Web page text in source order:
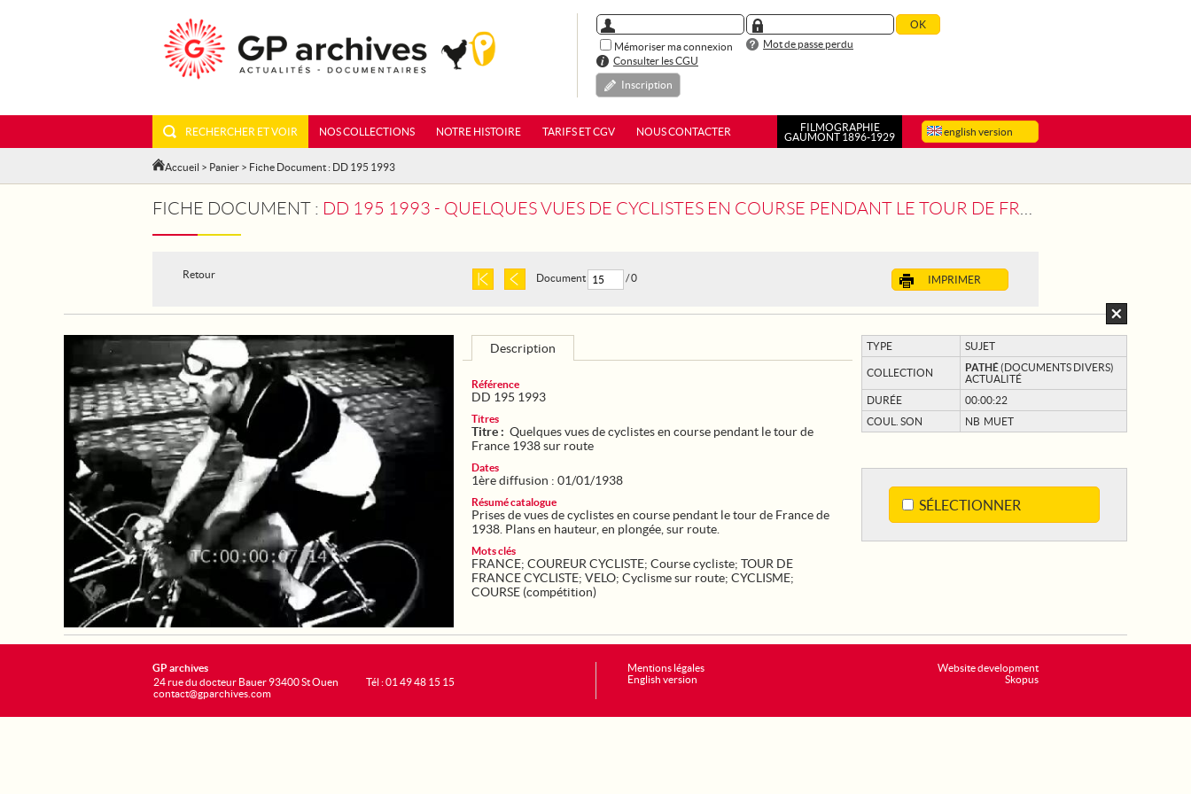
Mémoriser ma connexion
Mot de passe perdu
Consulter les CGU
Inscription
english version
RECHERCHER ET VOIR NOS COLLECTIONS NOTRE HISTOIRE TARIFS ET CGV NOUS CONTACTER
FILMOGRAPHIE
GAUMONT 1896-1929
Accueil > Panier > Fiche Document : DD 195 1993
FICHE DOCUMENT : DD 195 1993 - QUELQUES VUES DE CYCLISTES EN COURSE PENDANT LE TOUR DE FRANCE 1938 SUR ROUTE
Retour IMPRIMER
Document / 0
TYPE SUJET
COLLECTION PATHÉ(DOCUMENTS DIVERS)
ACTUALITÉ
DURÉE
00:00:22
COUL. SON
NB MUET
SÉLECTIONNER
Description
Référence
DD 195 1993
Titres
Titre : Quelques vues de cyclistes en course pendant le tour de
France 1938 sur route
Dates
1ère diffusion : 01/01/1938
Résumé catalogue
Prises de vues de cyclistes en course pendant le tour de France de
1938. Plans en hauteur, en plongée, sur route.
Mots clés
FRANCE; COUREUR CYCLISTE; Course cycliste; TOUR DE
FRANCE CYCLISTE; VELO; Cyclisme sur route; CYCLISME;
COURSE (compétition)
Website development
Skopus
GP archives
24 rue du docteur Bauer 93400 St Ouen
contact@gparchives.com
Tél : 01 49 48 15 15
Mentions légales
English version